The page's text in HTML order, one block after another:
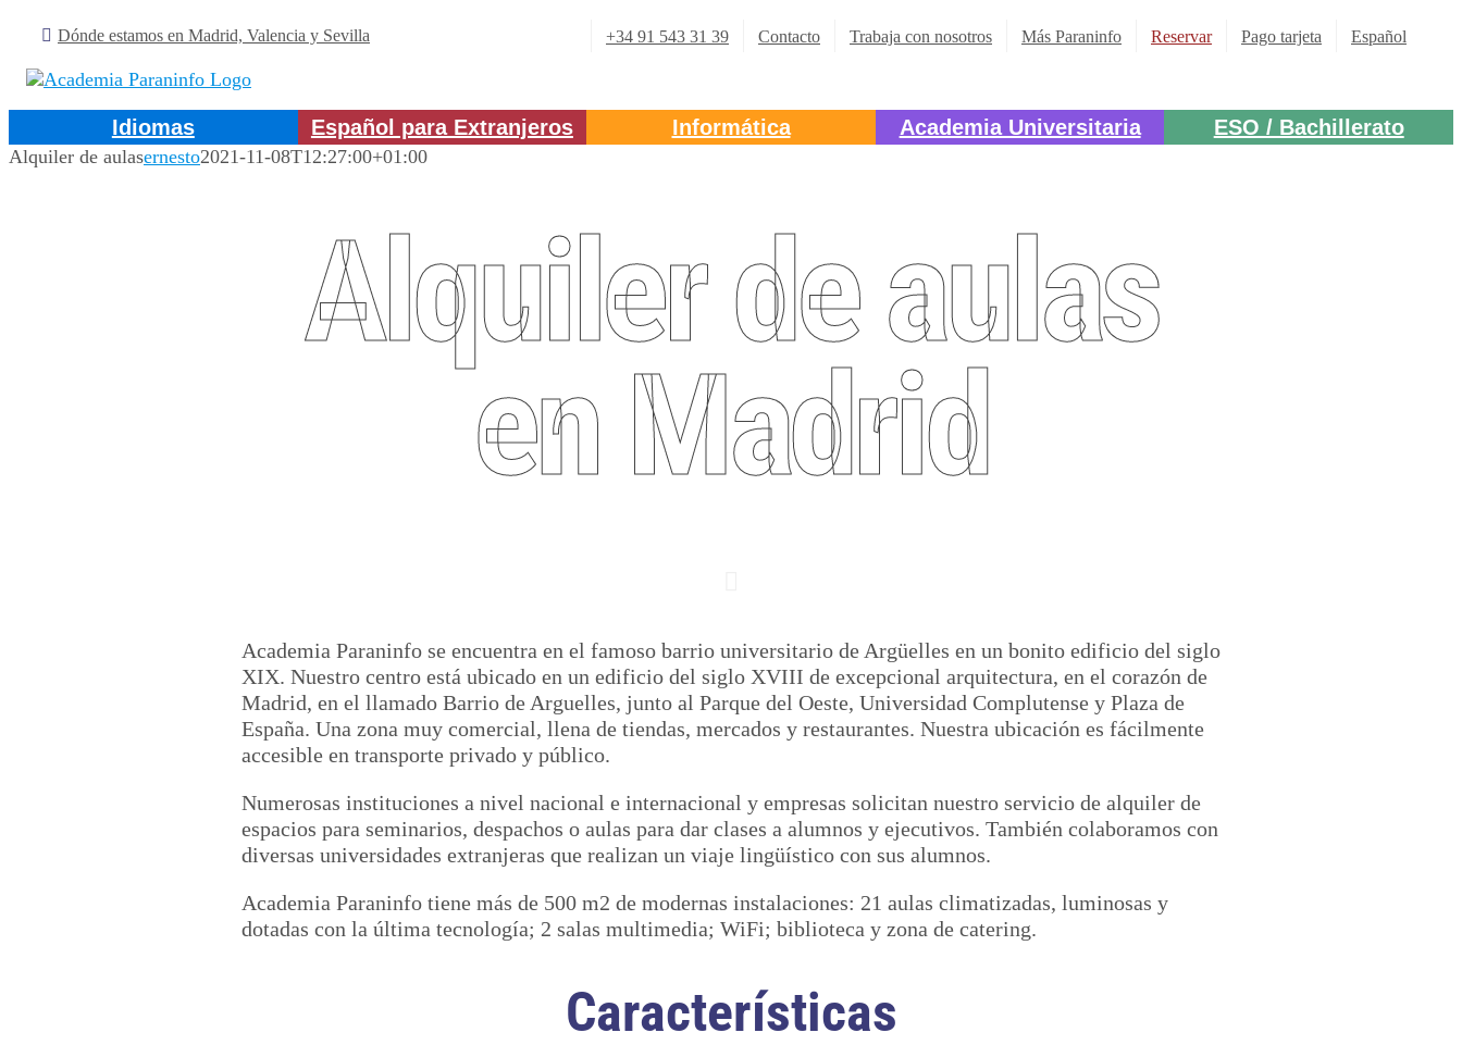
contenido
Dónde estamos en Madrid, Valencia y Sevilla +34 91 543 31 39 Contacto Trabaja con nosotros Más Paraninfo Reservar Pago tarjeta Español
Idiomas Español para Extranjeros Informática Academia Universitaria ESO / Bachillerato
Alquiler de aulasernesto2021-11-08T12:27:00+01:00
Alquiler de aulas
en Madrid
Academia Paraninfo se encuentra en el famoso barrio universitario de Argüelles en un bonito edificio del siglo
XIX. Nuestro centro está ubicado en un edificio del siglo XVIII de excepcional arquitectura, en el corazón de
Madrid, en el llamado Barrio de Arguelles, junto al Parque del Oeste, Universidad Complutense y Plaza de
España. Una zona muy comercial, llena de tiendas, mercados y restaurantes. Nuestra ubicación es fácilmente
accesible en transporte privado y público.
Numerosas instituciones a nivel nacional e internacional y empresas solicitan nuestro servicio de alquiler de
espacios para seminarios, despachos o aulas para dar clases a alumnos y ejecutivos. También colaboramos con
diversas universidades extranjeras que realizan un viaje lingüístico con sus alumnos.
Academia Paraninfo tiene más de 500 m2 de modernas instalaciones: 21 aulas climatizadas, luminosas y
dotadas con la última tecnología; 2 salas multimedia; WiFi; biblioteca y zona de catering.
Características